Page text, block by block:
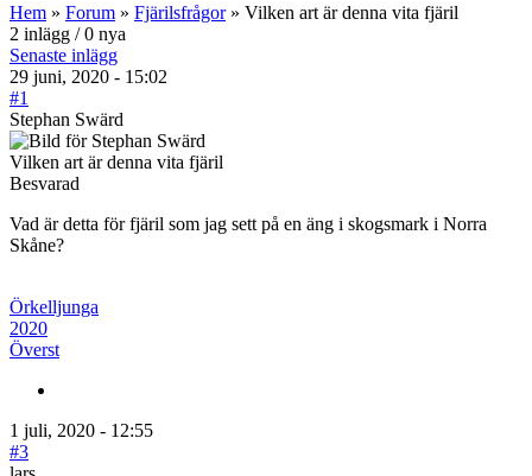
Hem » Forum » Fjärilsfrågor» Vilken art är denna vita fjäril
2 inlägg / 0 nya
Senaste inlägg
29 juni, 2020 - 15:02
#1
Stephan Swärd
Vilken art är denna vita fjäril
Besvarad
Vad är detta för fjäril som jag sett på en äng i skogsmark i Norra
Skåne?
Örkelljunga
2020
Överst
1 juli, 2020 - 12:55
#3